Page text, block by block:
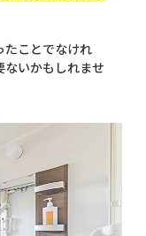
たことでなけれ
いかもしれませ